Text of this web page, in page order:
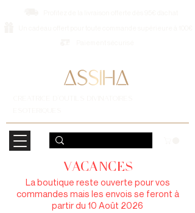
VACANCES
La boutique reste ouverte pour vos
commandes mais les envois se feront à
partir du 10 Août 2026